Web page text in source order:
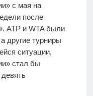
с мая на
после
ATP и WTA были
другие турниры
ситуации,
стал бы